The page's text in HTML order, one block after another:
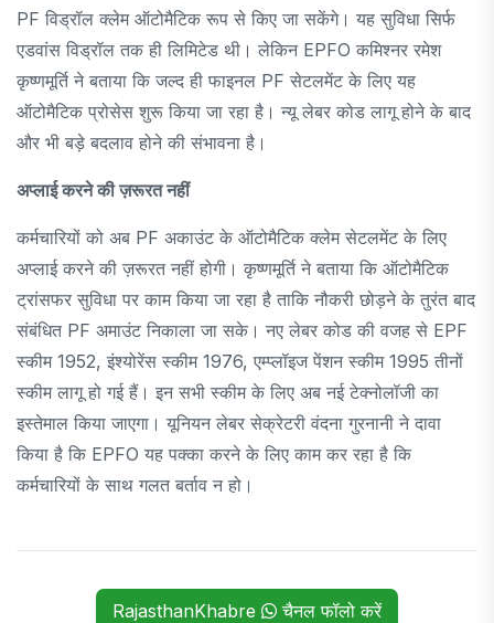
PF विड्रॉल क्लेम ऑटोमैटिक रूप से किए जा सकेंगे। यह सुविधा सिर्फ
एडवांस विड्रॉल तक ही लिमिटेड थी। लेकिन EPFO ​​कमिश्नर रमेश
कृष्णमूर्ति ने बताया कि जल्द ही फाइनल PF सेटलमेंट के लिए यह
ऑटोमैटिक प्रोसेस शुरू किया जा रहा है। न्यू लेबर कोड लागू होने के बाद
और भी बड़े बदलाव होने की संभावना है।
अप्लाई करने की ज़रूरत नहीं
कर्मचारियों को अब PF अकाउंट के ऑटोमैटिक क्लेम सेटलमेंट के लिए
अप्लाई करने की ज़रूरत नहीं होगी। कृष्णमूर्ति ने बताया कि ऑटोमैटिक
ट्रांसफर सुविधा पर काम किया जा रहा है ताकि नौकरी छोड़ने के तुरंत बाद
संबंधित PF अमाउंट निकाला जा सके। नए लेबर कोड की वजह से EPF
स्कीम 1952, इंश्योरेंस स्कीम 1976, एम्प्लॉइज पेंशन स्कीम 1995 तीनों
स्कीम लागू हो गई हैं। इन सभी स्कीम के लिए अब नई टेक्नोलॉजी का
इस्तेमाल किया जाएगा। यूनियन लेबर सेक्रेटरी वंदना गुरनानी ने दावा
किया है कि EPFO ​​यह पक्का करने के लिए काम कर रहा है कि
कर्मचारियों के साथ गलत बर्ताव न हो।
RajasthanKhabre चैनल फॉलो करें